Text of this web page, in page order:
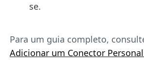
se.
Para um guia completo,
Adicionar um Conector